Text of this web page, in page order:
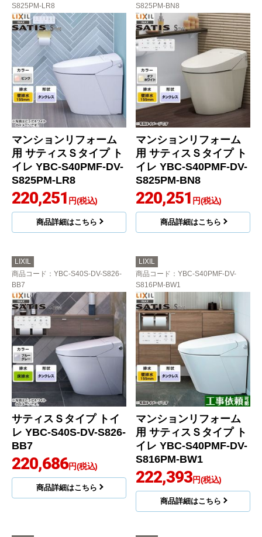
S825PM-LR8
マンションリフォーム
用 サティスＳタイプ ト
イレ YBC-S40PMF-DV-
S825PM-LR8
220,251 円(税込)
商品詳細はこちら
S825PM-BN8
マンションリフォーム
用 サティスＳタイプ ト
イレ YBC-S40PMF-DV-
S825PM-BN8
220,251 円(税込)
商品詳細はこちら
LIXIL
商品コード ：YBC-S40S-DV-S826-
BB7
サティスＳタイプ トイ
レ YBC-S40S-DV-S826-
BB7
220,686円(税込)
商品詳細はこちら
LIXIL
商品コード ：YBC-S40PMF-DV-
S816PM-BW1
マンションリフォーム
用 サティスＳタイプ ト
イレ YBC-S40PMF-DV-
S816PM-BW1
222,393円(税込)
商品詳細はこちら